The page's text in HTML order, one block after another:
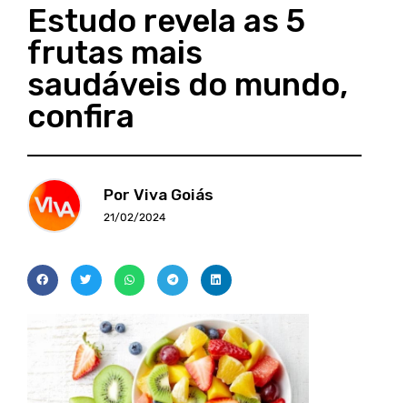
Estudo revela as 5
frutas mais
saudáveis do mundo,
confira
Por Viva Goiás
21/02/2024